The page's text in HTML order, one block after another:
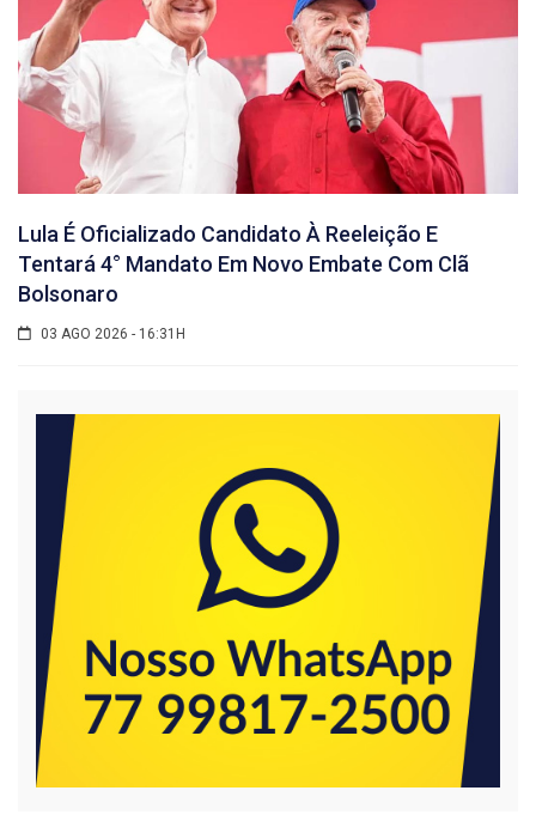
Lula É Oficializado Candidato À Reeleição E
Tentará 4° Mandato Em Novo Embate Com Clã
Bolsonaro
03 AGO 2026 - 16:31H